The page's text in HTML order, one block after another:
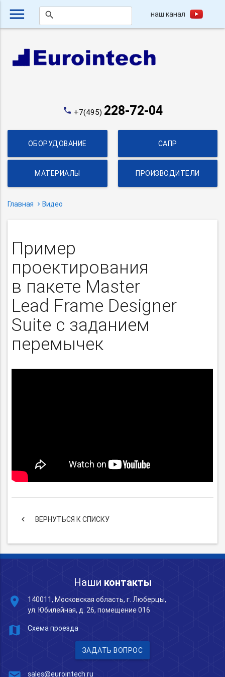
menu search наш канал
phone +7(495) 228-72-04
ОБОРУДОВАНИЕ САПР
МАТЕРИАЛЫ ПРОИЗВОДИТЕЛИ
Главная Видео
Пример
проектирования
в пакете Master
Lead Frame Designer
Suite с заданием
перемычек
keyboard_arrow_left ВЕРНУТЬСЯ К СПИСКУ
Наши контакты
place
140011, Московская область, г. Люберцы,
ул. Юбилейная, д. 26, помещение 016
map Схема проезда
ЗАДАТЬ ВОПРОС
sales@eurointech.ru